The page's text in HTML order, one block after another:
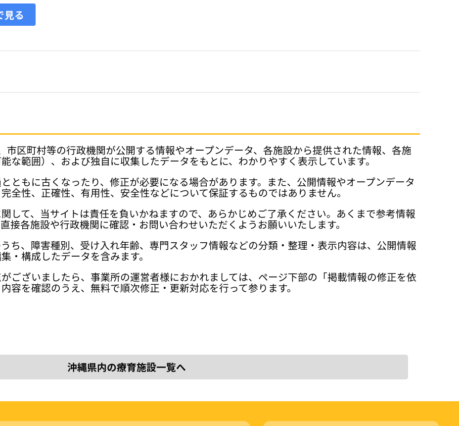
見る
区町村等の行政機関が公開する情報やオープンデータ、各施設から提供された情報、各施
な範囲）、および独自に収集したデータをもとに、わかりやすく表示しています。
ともに古くなったり、修正が必要になる場合があります。また、公開情報やオープンデータ
全性、正確性、有用性、安全性などについて保証するものではありません。
して、当サイトは責任を負いかねますので、あらかじめご了承ください。あくまで参考情報
接各施設や行政機関に確認・お問い合わせいただくようお願いいたします。
ち、障害種別、受け入れ年齢、専門スタッフ情報などの分類・整理・表示内容は、公開情報
・構成したデータを含みます。
ございましたら、事業所の運営者様におかれましては、ページ下部の「掲載情報の修正を依
容を確認のうえ、無料で順次修正・更新対応を行って参ります。
沖縄県内の療育施設一覧へ